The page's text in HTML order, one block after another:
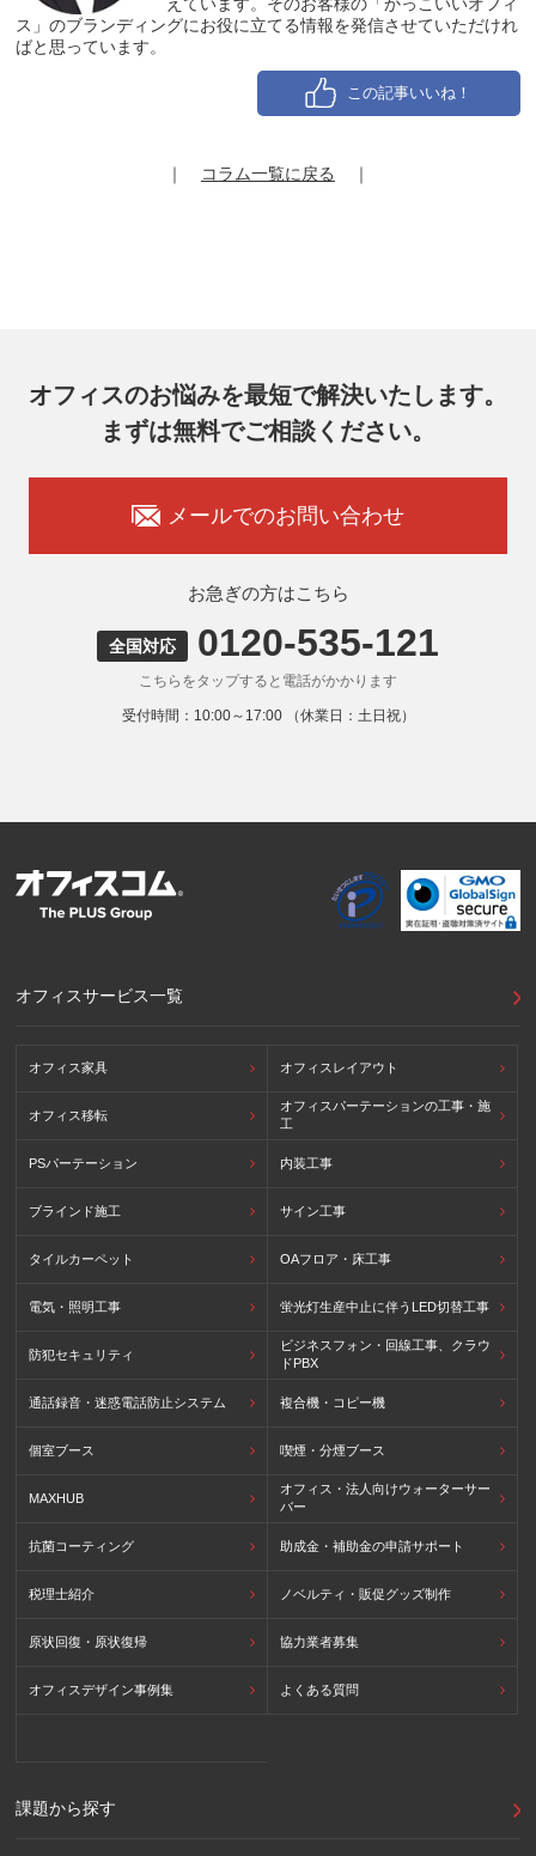
えています。そのお客様の「かっこいいオフィ
ス」のブランディングにお役に立てる情報を発信させていただけれ
ばと思っています。
この記事いいね！
｜ コラム一覧に戻る ｜
オフィスのお悩みを最短で解決いたします。
まずは無料でご相談ください。
メールでのお問い合わせ
お急ぎの方はこちら
全国対応 0120-535-121
こちらをタップすると電話がかかります
受付時間：10:00～17:00 （休業日：土日祝）
オフィスサービス一覧
オフィス家具 オフィスレイアウト
オフィス移転
オフィスパーテーションの工事・施
工
PSパーテーション 内装工事
ブラインド施工 サイン工事
タイルカーペット OAフロア・床工事
電気・照明工事 蛍光灯生産中止に伴うLED切替工事
防犯セキュリティ
ビジネスフォン・回線工事、クラウ
ドPBX
通話録音・迷惑電話防止システム 複合機・コピー機
個室ブース 喫煙・分煙ブース
MAXHUB
オフィス・法人向けウォーターサー
バー
抗菌コーティング 助成金・補助金の申請サポート
税理士紹介 ノベルティ・販促グッズ制作
原状回復・原状復帰 協力業者募集
オフィスデザイン事例集 よくある質問
課題から探す